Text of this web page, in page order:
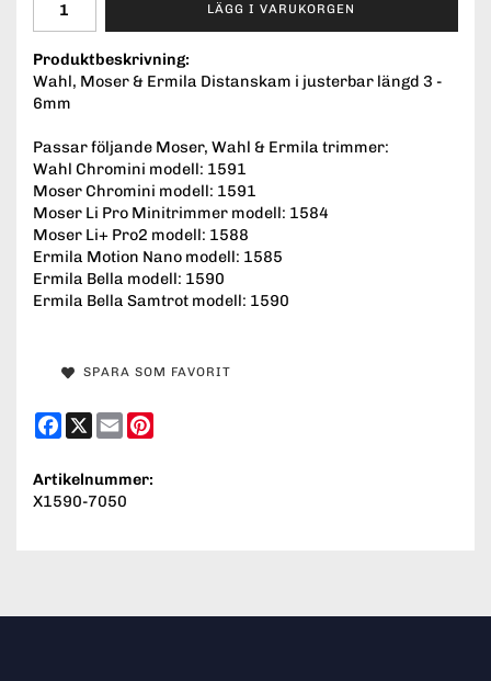
LÄGG I VARUKORGEN
Produktbeskrivning:
Wahl, Moser & Ermila Distanskam i justerbar längd 3 -
6mm
Passar följande Moser, Wahl & Ermila trimmer:
Wahl Chromini modell: 1591
Moser Chromini modell: 1591
Moser Li Pro Minitrimmer modell: 1584
Moser Li+ Pro2 modell: 1588
Ermila Motion Nano modell: 1585
Ermila Bella modell: 1590
Ermila Bella Samtrot modell: 1590
SPARA SOM FAVORIT
Facebook
X Email
Artikelnummer:
X1590-7050